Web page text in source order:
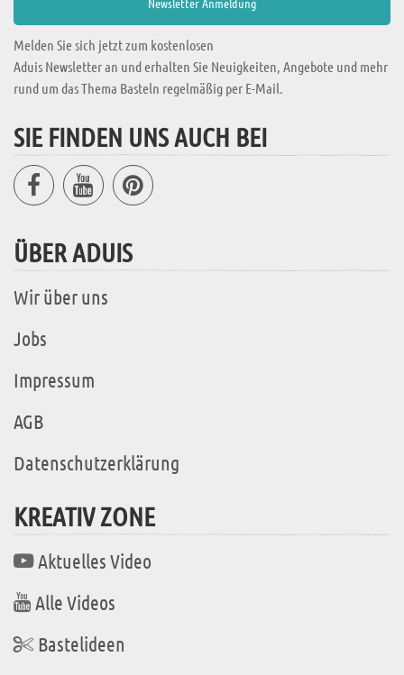
Melden Sie sich jetzt zum kostenlosen
Aduis Newsletter an und erhalten Sie Neuigkeiten, Angebote und mehr
rund um das Thema Basteln regelmäßig per E-Mail.
SIE FINDEN UNS AUCH BEI
ÜBER ADUIS
Wir über uns
Jobs
Impressum
AGB
Datenschutzerklärung
KREATIV ZONE
Aktuelles Video
Alle Videos
Bastelideen